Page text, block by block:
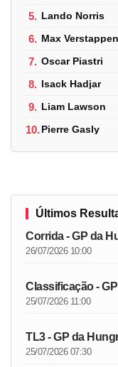
5. Lando Norris
6. Max Verstappen
7. Oscar Piastri
8. Isack Hadjar
9. Liam Lawson
10.Pierre Gasly
Últimos
Corrida - GP da
26/07/2026 10:00
Classificação -
25/07/2026 11:00
TL3 - GP da
25/07/2026 07:30